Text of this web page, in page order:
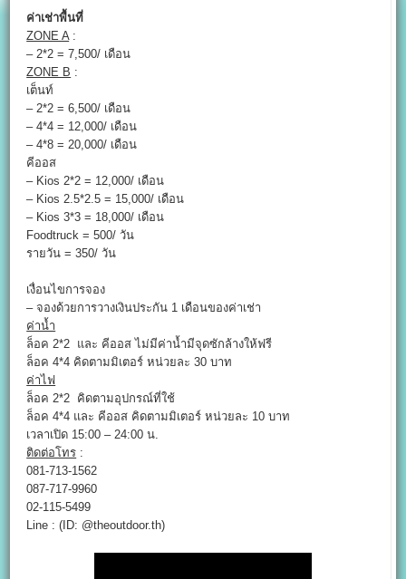
ค่าเช่าพื้นที่
ZONE A :
– 2*2 = 7,500/ เดือน
ZONE B :
เต็นท์
– 2*2 = 6,500/ เดือน
– 4*4 = 12,000/ เดือน
– 4*8 = 20,000/ เดือน
คีออส
– Kios 2*2 = 12,000/ เดือน
– Kios 2.5*2.5 = 15,000/ เดือน
– Kios 3*3 = 18,000/ เดือน
Foodtruck = 500/ วัน
รายวัน = 350/ วัน
เงื่อนไขการจอง
– จองด้วยการวางเงินประกัน 1 เดือนของค่าเช่า
ค่าน้ำ
ล็อค 2*2 และ คีออส ไม่มีค่าน้ำมีจุดซักล้างให้ฟรี
ล็อค 4*4 คิดตามมิเตอร์ หน่วยละ 30 บาท
ค่าไฟ
ล็อค 2*2 คิดตามอุปกรณ์ที่ใช้
ล็อค 4*4 และ คีออส คิดตามมิเตอร์ หน่วยละ 10 บาท
เวลาเปิด 15:00 – 24:00 น.
ติดต่อโทร :
081-713-1562
087-717-9960
02-115-5499
Line : (ID: @theoutdoor.th)